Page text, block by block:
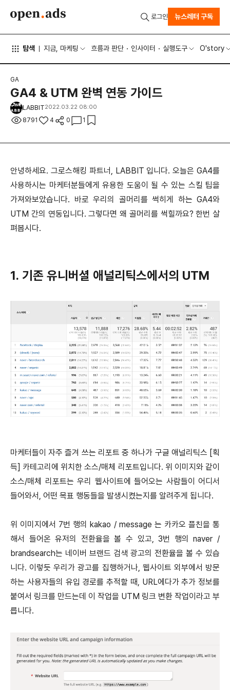
탐색 지금, 마케팅 흐름과 판단 인사이터 실행도구 O'story
로그인 뉴스레터 구독
GA
GA4 & UTM 완벽 연동 가이드
LABBIT2022.03.22 08:00
8791 4 0 1
안녕하세요. 그로스해킹 파트너, LABBIT 입니다. 오늘은 GA4를
사용하시는 마케터분들에게 유용한 도움이 될 수 있는 스킬 팁을
가져와보았습니다. 바로 우리의 골머리를 썩히게 하는 GA4와
UTM 간의 연동입니다. 그렇다면 왜 골머리를 썩힐까요? 한번 살
펴봅시다.
1. 기존 유니버셜 애널리틱스에서의 UTM
마케터들이 자주 즐겨 쓰는 리포트 중 하나가 구글 애널리틱스 [획
득] 카테고리에 위치한 소스/매체 리포트입니다. 위 이미지와 같이
소스/매체 리포트는 우리 웹사이트에 들어오는 사람들이 어디서
들어와서, 어떤 목표 행동들을 발생시켰는지를 알려주게 됩니다.
위 이미지에서 7번 행의 kakao / message 는 카카오 플친을 통
해서 들어온 유저의 전환율을 볼 수 있고, 3번 행의 naver /
brandsearch는 네이버 브랜드 검색 광고의 전환율을 볼 수 있습
니다. 이렇듯 우리가 광고를 집행하거나, 웹사이트 외부에서 방문
하는 사용자들의 유입 경로를 추적할 때, URL에다가 추가 정보를
붙여서 링크를 만드는데 이 작업을 UTM 링크 변환 작업이라고 부
릅니다.